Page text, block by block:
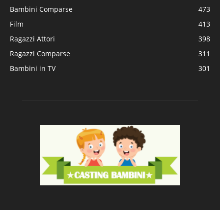
Bambini Comparse
473
Film
413
Ragazzi Attori
398
Ragazzi Comparse
311
Bambini in TV
301